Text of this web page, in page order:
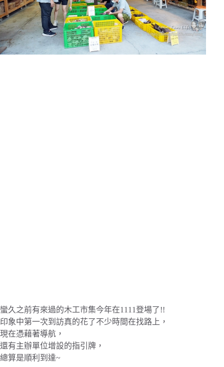
蠻久之前有來過的木工市集今年在1111登場了!!
印象中第一次到訪真的花了不少時間在找路上，
現在憑藉著導航，
還有主辦單位增設的指引牌，
總算是順利到達~